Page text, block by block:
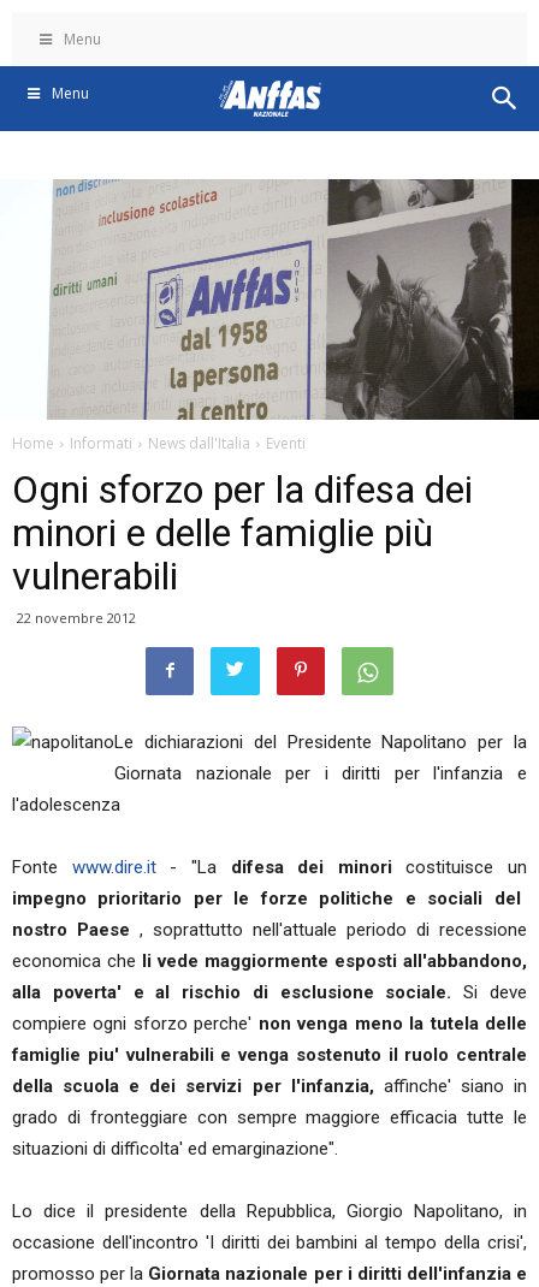
Menu
Menu
Home Informati News dall'Italia Eventi
Ogni sforzo per la difesa dei
minori e delle famiglie più
vulnerabili
22 novembre 2012
Le dichiarazioni del Presidente Napolitano per la
Giornata nazionale per i diritti per l'infanzia e
l'adolescenza
Fonte www.dire.it- "La difesa dei minoricostituisce un
impegno prioritario per le forze politiche e sociali del
nostro Paese , soprattutto nell'attuale periodo di recessione
economica che li vede maggiormente esposti all'abbandono,
alla poverta' e al rischio di esclusione sociale. Si deve
compiere ogni sforzo perche' non venga meno la tutela delle
famiglie piu' vulnerabili e venga sostenuto il ruolo centrale
della scuola e dei servizi per l'infanzia,affinche' siano in
grado di fronteggiare con sempre maggiore efficacia tutte le
situazioni di difficolta' ed emarginazione".
Lo dice il presidente della Repubblica, Giorgio Napolitano, in
occasione dell'incontro 'I diritti dei bambini al tempo della crisi',
promosso per la Giornata nazionale per i diritti dell'infanzia e